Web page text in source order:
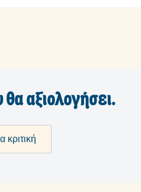
αξιολογήσει.
κριτική